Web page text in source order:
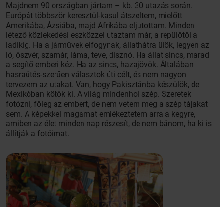
Majdnem 90 országban jártam – kb. 30 utazás során.
Európát többször keresztül-kasul átszeltem, mielőtt
Amerikába, Ázsiába, majd Afrikába eljutottam. Minden
létező közlekedési eszközzel utaztam már, a repülőtől a
ladikig. Ha a járművek elfogynak, állathátra ülök, legyen az
ló, öszvér, szamár, láma, teve, disznó. Ha állat sincs, marad
a segítő emberi kéz. Ha az sincs, hazajövök. Általában
hasraütés-szerűen választok úti célt, és nem nagyon
tervezem az utakat. Van, hogy Pakisztánba készülök, de
Mexikóban kötök ki. A világ mindenhol szép. Szeretek
fotózni, főleg az embert, de nem vetem meg a szép tájakat
sem. A képekkel magamat emlékeztetem arra a kegyre,
amiben az élet minden nap részesít, de nem bánom, ha ki is
állítják a fotóimat.